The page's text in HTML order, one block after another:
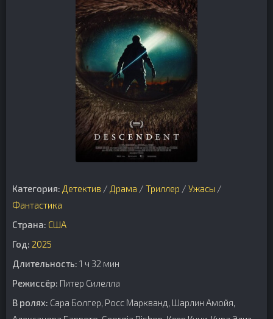
Категория: Детектив / Драма / Триллер / Ужасы /
Фантастика
Страна: США
Год: 2025
Длительность: 1 ч 32 мин
Режиссёр: Питер Силелла
В ролях: Сара Болгер, Росс Маркванд, Шарлин Амойя,